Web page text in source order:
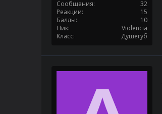
Сообщения
32
Реакции
15
Баллы
10
Ник
Violencia
Класс
Душегуб